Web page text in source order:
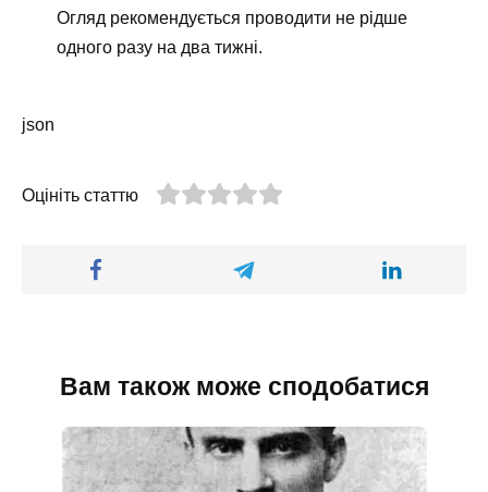
Огляд рекомендується проводити не рідше
одного разу на два тижні.
json
Оцініть статтю
Вам також може сподобатися